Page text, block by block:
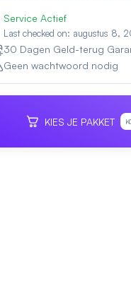
Service Actief
Last checked on: augustus 8,
30 Dagen Geld-terug
Geen wachtwoord nodig
KIES JE PAKKET